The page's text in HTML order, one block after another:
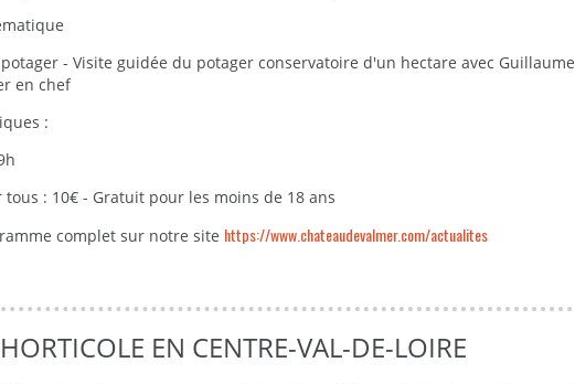
potager - Visite guidée du potager conservatoire d'un hectare avec Guillaume
en chef
:
: 10€ - Gratuit pour les moins de 18 ans
complet sur notre site https://www.chateaudevalmer.com/actualites
EN CENTRE-VAL-DE-LOIRE